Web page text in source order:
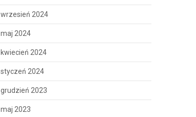
wrzesień 2024
maj 2024
kwiecień 2024
styczeń 2024
grudzień 2023
maj 2023